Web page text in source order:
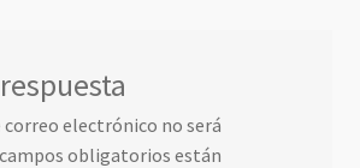
correo electrónico no será
obligatorios están